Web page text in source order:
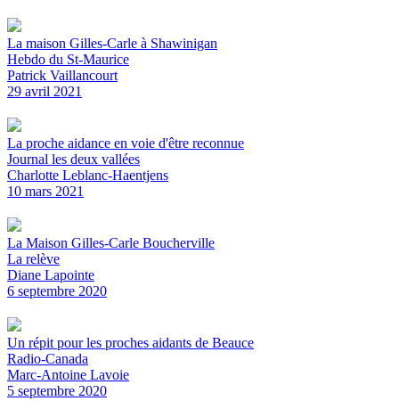
La maison Gilles-Carle à Shawinigan
Hebdo du St-Maurice
Patrick Vaillancourt
29 avril 2021
La proche aidance en voie d'être reconnue
Journal les deux vallées
Charlotte Leblanc-Haentjens
10 mars 2021
La Maison Gilles-Carle Boucherville
La relève
Diane Lapointe
6 septembre 2020
Un répit pour les proches aidants de Beauce
Radio-Canada
Marc-Antoine Lavoie
5 septembre 2020